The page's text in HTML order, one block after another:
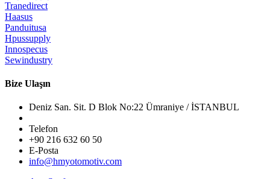
Tranedirect
Haasus
Panduitusa
Hpussupply
Innospecus
Sewindustry
Bize Ulaşın
Deniz San. Sit. D Blok No:22 Ümraniye / İSTANBUL
Telefon
+90 216 632 60 50
E-Posta
info@hmyotomotiv.com